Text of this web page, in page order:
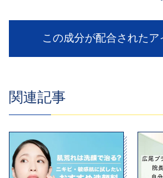
この成分が配合された
関連記事